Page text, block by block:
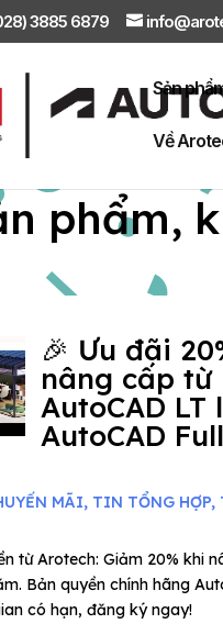
3885 6879
Sản
Về
phẩm,
🎉 Ưu đãi
nâng cấp từ
AutoCAD LT
AutoCAD
MÃI, TIN TỔNG HỢP,
từ Arotech: Giảm 20% khi
Bản quyền chính hãng
có hạn, đăng ký ngay!